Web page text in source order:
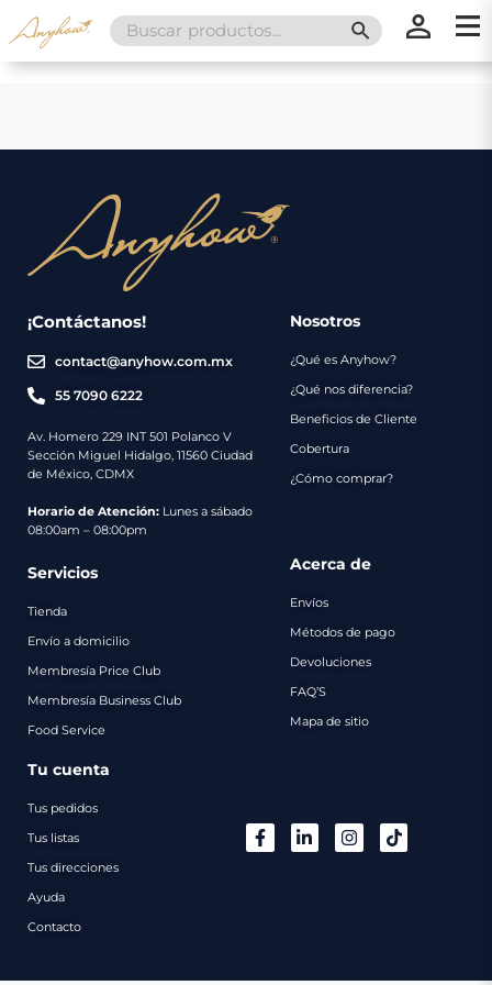
Search
for:
SEARCH
¡Contáctanos!
contact@anyhow.com.mx
55 7090 6222
Av. Homero 229 INT 501 Polanco V
Sección Miguel Hidalgo, 11560 Ciudad
de México, CDMX
Horario de Atención: Lunes a sábado
08:00am – 08:00pm
Nosotros
¿Qué es Anyhow?
¿Qué nos diferencia?
Beneficios de Cliente
Cobertura
¿Cómo comprar?
Servicios
Tienda
Envío a domicilio
Membresía Price Club
Membresía Business Club
Food Service
Acerca de
Envíos
Métodos de pago
Devoluciones
FAQ’S
Mapa de sitio
Tu cuenta
Tus pedidos
Tus listas
Tus direcciones
Ayuda
Contacto
Nosotros
Servicios
Envíos
Métodos
de
Catálogo
Regalos
Contacto